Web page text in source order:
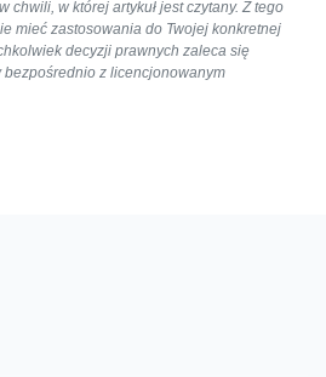
chwili, w której artykuł jest czytany. Z tego
mieć zastosowania do Twojej konkretnej
decyzji prawnych zaleca się
z licencjonowanym